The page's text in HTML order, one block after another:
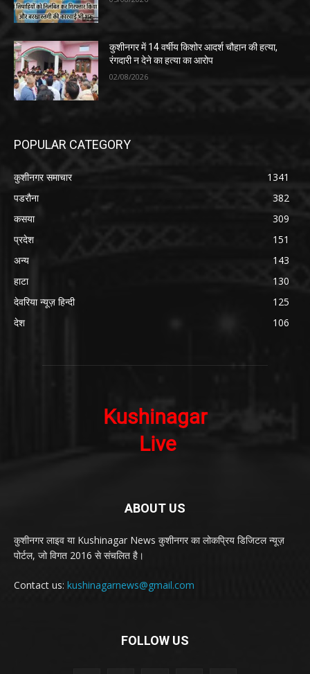
कुशीनगर में 14 वर्षीय किशोर आदर्श चौहान की हत्या,
रंगदारी न देने का हत्या का आरोप
02/08/2026
POPULAR CATEGORY
कुशीनगर समाचार
1341
पडरौना
382
कसया
309
प्रदेश
151
अन्य
143
हाटा
130
देवरिया न्यूज़ हिन्दी
125
देश
106
ABOUT US
कुशीनगर लाइव या Kushinagar News कुशीनगर का लोकप्रिय डिजिटल न्यूज़
पोर्टल, जो विगत 2016 से संचलित है।
Contact us: kushinagarnews@gmail.com
FOLLOW US